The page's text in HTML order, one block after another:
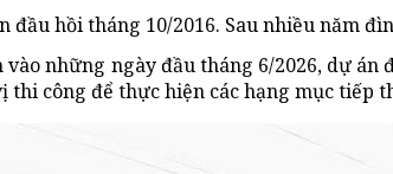
đầu hồi tháng 10/2016. Sau nhiều năm
vào những ngày đầu tháng 6/2026, dự
thi công để thực hiện các hạng mục tiếp